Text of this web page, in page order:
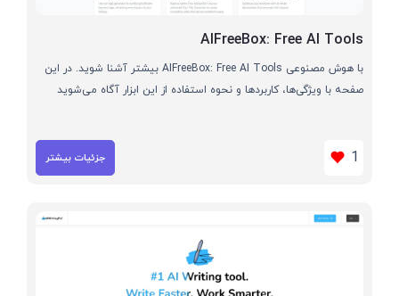
AIFreeBox: Free AI Tools
با هوش مصنوعی AIFreeBox: Free AI Tools بیشتر آشنا شوید. در این
صفحه با ویژگی‌ها، کاربردها و نحوه استفاده از این ابزار آگاه می‌شوید
1 جزئیات بیشتر